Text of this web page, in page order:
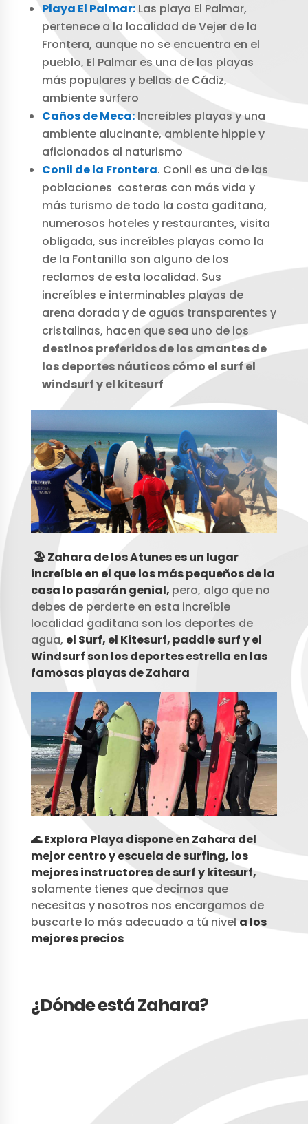
Playa El Palmar:Las playa El Palmar,
pertenece a la localidad de Vejer de la
Frontera, aunque no se encuentra en el
pueblo, El Palmar es una de las playas
más populares y bellas de Cádiz,
ambiente surfero
Caños de Meca:Increíbles playas y una
ambiente alucinante, ambiente hippie y
aficionados al naturismo
Conil de la Frontera. Conil es una de las
poblaciones costeras con más vida y
más turismo de todo la costa gaditana,
numerosos hoteles y restaurantes, visita
obligada, sus increíbles playas como la
de la Fontanilla son alguno de los
reclamos de esta localidad. Sus
increíbles e interminables playas de
arena dorada y de aguas transparentes y
cristalinas, hacen que sea uno de los
destinos preferidos de los amantes de
los deportes náuticos cómo el surf el
windsurf y el kitesurf
🏖️ Zahara de los Atunes es un lugar
increíble en el que los más pequeños de la
casa lo pasarán genial, pero, algo que no
debes de perderte en esta increíble
localidad gaditana son los deportes de
agua, el Surf, el Kitesurf, paddle surf y el
Windsurf son los deportes estrella en las
famosas playas de Zahara
🌊 Explora Playa dispone en Zahara del
mejor centro y escuela de surfing, los
mejores instructores de surf y kitesurf,
solamente tienes que decirnos que
necesitas y nosotros nos encargamos de
buscarte lo más adecuado a tú nivel a los
mejores precios
¿Dónde está Zahara?